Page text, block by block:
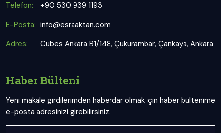
Telefon:
+90 530 939 1193
E-Posta: info@esraaktan.com
Adres:
Cubes Ankara B1/148, Çukurambar, Çankaya, Ankara
Haber Bülteni
Yeni makale girdilerimden haberdar olmak için haber bültenime
e-posta adresinizi girebilirsiniz.